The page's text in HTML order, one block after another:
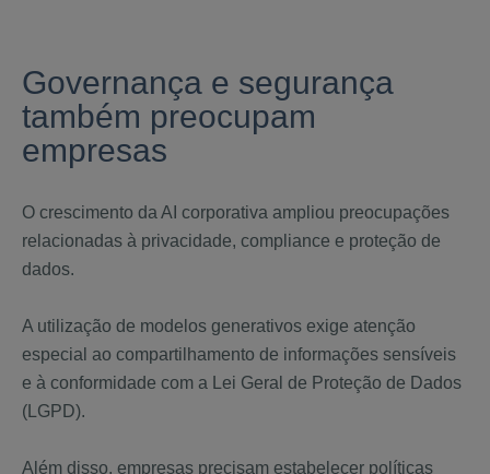
Governança e segurança
também preocupam
empresas
O crescimento da AI corporativa ampliou preocupações
relacionadas à privacidade, compliance e proteção de
dados.
A utilização de modelos generativos exige atenção
especial ao compartilhamento de informações sensíveis
e à conformidade com a Lei Geral de Proteção de Dados
(LGPD).
Além disso, empresas precisam estabelecer políticas